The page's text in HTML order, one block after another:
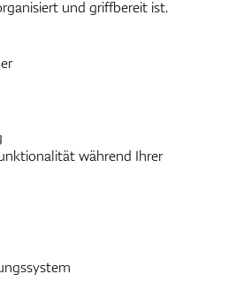
und griffbereit ist.
während Ihrer